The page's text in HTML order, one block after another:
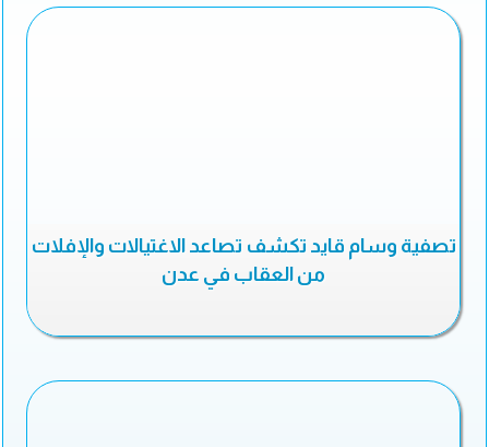
تصفية وسام قايد تكشف تصاعد الاغتيالات والإفلات
من العقاب في عدن